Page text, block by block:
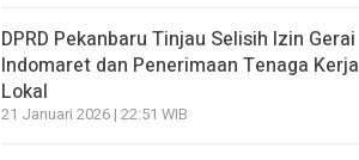
DPRD Pekanbaru Tinjau Selisih Izin Gerai
Indomaret dan Penerimaan Tenaga Kerja
Lokal
21 Januari 2026 | 22:51 WIB